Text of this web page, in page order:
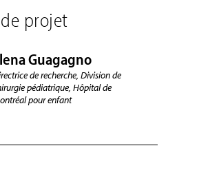
projet
Guagagno
de recherche, Division de
pédiatrique, Hôpital de
pour enfant